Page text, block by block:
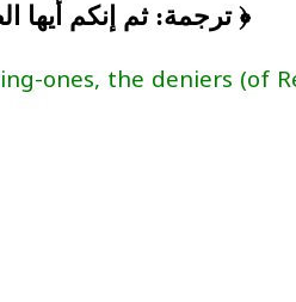
﴿ ترجمة: ثم إنكم أيها